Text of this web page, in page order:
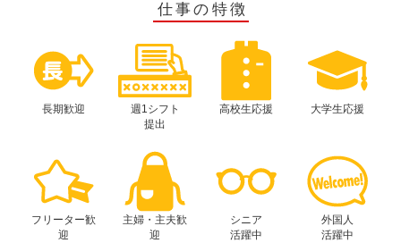
仕事の特徴
長期歓迎
週1シフト
提出
高校生応援 大学生応援
フリーター歓
迎
主婦・主夫歓
迎
シニア
活躍中
外国人
活躍中